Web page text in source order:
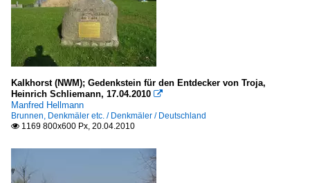
Kalkhorst (NWM); Gedenkstein für den Entdecker von Troja,
Heinrich Schliemann, 17.04.2010 
Manfred Hellmann
Brunnen, Denkmäler etc. / Denkmäler / Deutschland
 1169 800x600 Px, 20.04.2010